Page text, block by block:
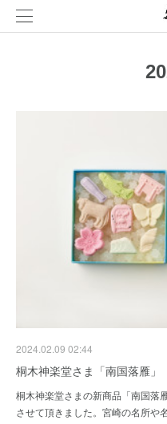
2024.02.09 02:44
桐木神楽堂さま「南国落雁」
桐木神楽堂さまの新商品「南国落
させて頂きました。宮崎の名所